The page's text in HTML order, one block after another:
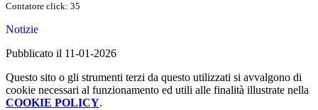
Contatore click: 35
Notizie
Pubblicato il 11-01-2026
Questo sito o gli strumenti terzi da questo utilizzati si avvalgono di
cookie necessari al funzionamento ed utili alle finalità illustrate nella
COOKIE POLICY.